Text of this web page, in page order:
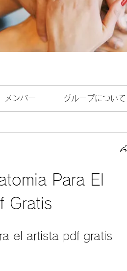
メンバー グループについて
Para El
Gratis
el artista pdf gratis